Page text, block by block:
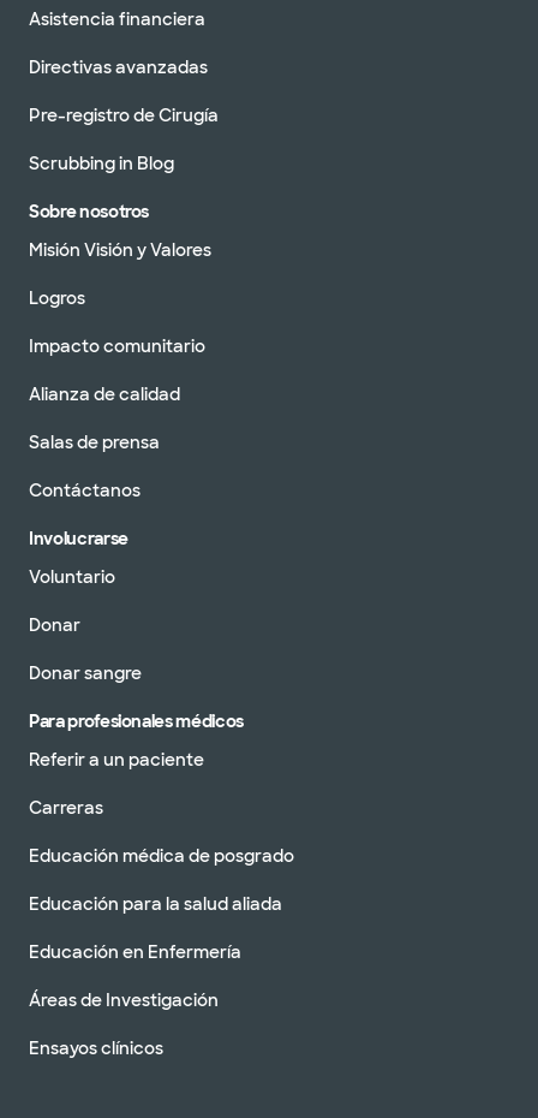
Asistencia financiera
Directivas avanzadas
Pre-registro de Cirugía
Scrubbing in Blog
Sobre nosotros
Misión Visión y Valores
Logros
Impacto comunitario
Alianza de calidad
Salas de prensa
Contáctanos
Involucrarse
Voluntario
Donar
Donar sangre
Para profesionales médicos
Referir a un paciente
Carreras
Educación médica de posgrado
Educación para la salud aliada
Educación en Enfermería
Áreas de Investigación
Ensayos clínicos